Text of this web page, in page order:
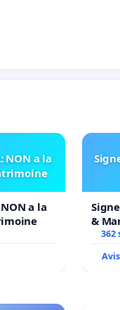
NON a la
NON a la
&
362